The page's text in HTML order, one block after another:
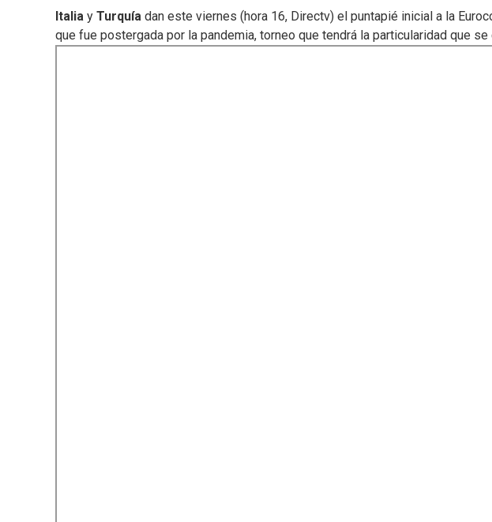
Italia y Turquía dan este viernes (hora 16, Directv) el puntapié inicial a la
que fue postergada por la pandemia, torneo que tendrá la particularidad que